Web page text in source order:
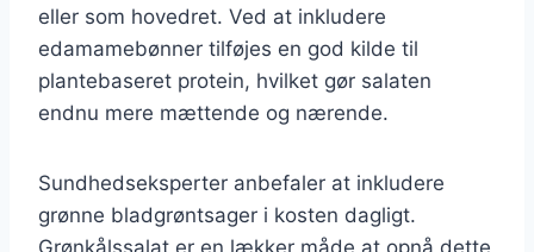
eller som hovedret. Ved at inkludere
edamamebønner tilføjes en god kilde til
plantebaseret protein, hvilket gør salaten
endnu mere mættende og nærende.
Sundhedseksperter anbefaler at inkludere
grønne bladgrøntsager i kosten dagligt.
Grønkålssalat er en lækker måde at opnå dette